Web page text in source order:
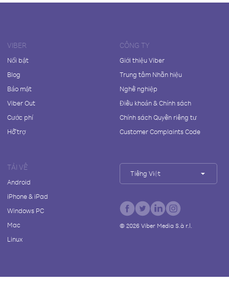
VIBER
Nổi bật
Blog
Bảo mật
Viber Out
Cước phí
Hỗ trợ
CÔNG TY
Giới thiệu Viber
Trung tâm Nhãn hiệu
Nghề nghiệp
Điều khoản & Chính sách
Chính sách Quyền riêng tư
Customer Complaints Code
TẢI VỀ
Android
iPhone & iPad
Windows PC
Mac
Linux
Tiếng Việt
© 2026Viber Media S.à r.l.